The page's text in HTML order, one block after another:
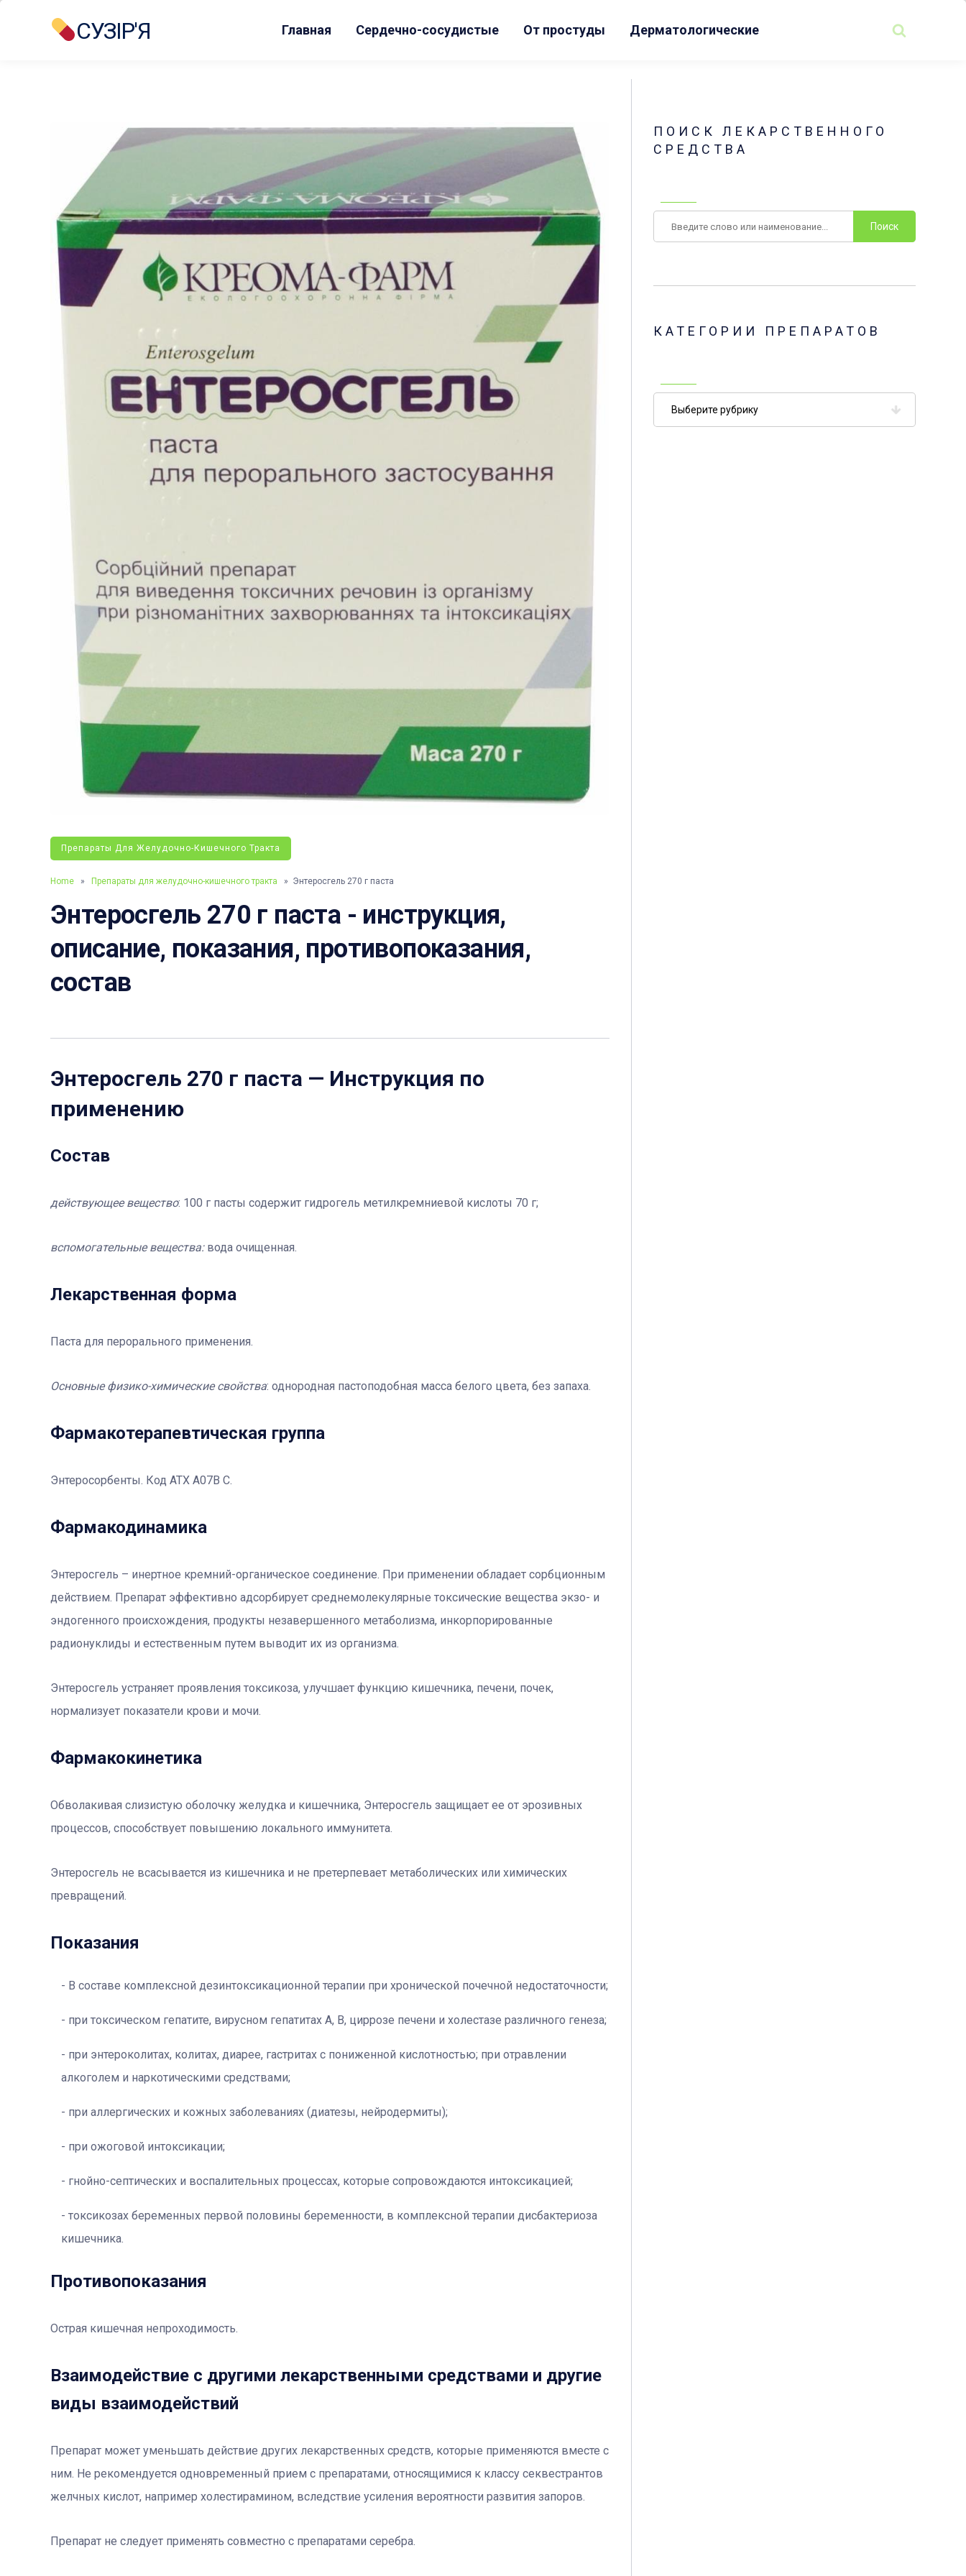
СУЗІР'Я Главная Сердечно-сосудистые От простуды Дерматологические
Препараты Для Желудочно-Кишечного Тракта
Home » Препараты для желудочно-кишечного тракта » Энтеросгель 270 г паста
Энтеросгель 270 г паста - инструкция,
описание, показания, противопоказания,
состав
Энтеросгель 270 г паста — Инструкция по
применению
Состав
действующее вещество: 100 г пасты содержит гидрогель метилкремниевой кислоты 70 г;
вспомогательные вещества:вода очищенная.
Лекарственная форма
Паста для перорального применения.
Основные физико-химические свойства: однородная пастоподобная масса белого цвета, без запаха.
Фармакотерапевтичеcкая группа
Энтеросорбенты. Код АТХ А07В С.
Фармакодинамика
Энтеросгель – инертное кремний-органическое соединение. При применении обладает сорбционным
действием. Препарат эффективно адсорбирует среднемолекулярные токсические вещества экзо- и
эндогенного происхождения, продукты незавершенного метаболизма, инкорпорированные
радионуклиды и естественным путем выводит их из организма.
Энтеросгель устраняет проявления токсикоза, улучшает функцию кишечника, печени, почек,
нормализует показатели крови и мочи.
Фармакокинетика
Обволакивая слизистую оболочку желудка и кишечника, Энтеросгель защищает ее от эрозивных
процессов, способствует повышению локального иммунитета.
Энтеросгель не всасывается из кишечника и не претерпевает метаболических или химических
превращений.
Показания
В составе комплексной дезинтоксикационной терапии при хронической почечной недостаточности;
при токсическом гепатите, вирусном гепатитах А, В, циррозе печени и холестазе различного генеза;
при энтероколитах, колитах, диарее, гастритах с пониженной кислотностью; при отравлении
алкоголем и наркотическими средствами;
при аллергических и кожных заболеваниях (диатезы, нейродермиты);
при ожоговой интоксикации;
гнойно-септических и воспалительных процессах, которые сопровождаются интоксикацией;
токсикозах беременных первой половины беременности, в комплексной терапии дисбактериоза
кишечника.
Противопоказания
Острая кишечная непроходимость.
Взаимодействие с другими лекарственными средствами и другие
виды взаимодействий
Препарат может уменьшать действие других лекарственных средств, которые применяются вместе с
ним. Не рекомендуется одновременный прием с препаратами, относящимися к классу секвестрантов
желчных кислот, например холестирамином, вследствие усиления вероятности развития запоров.
Препарат не следует применять совместно с препаратами серебра.
ПОИСК ЛЕКАРСТВЕННОГО
СРЕДСТВА
КАТЕГОРИИ ПРЕПАРАТОВ
препаратов